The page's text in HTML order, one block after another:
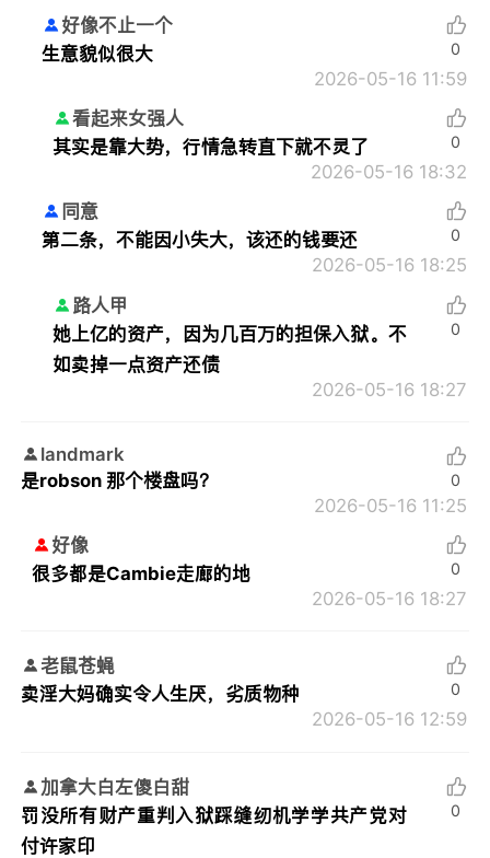
好像不止一个
生意貌似很大
2026-05-16 11:59
0
看起来女强人
其实是靠大势，行情急转直下就不灵了
2026-05-16 18:32
0
同意
第二条，不能因小失大，该还的钱要还
2026-05-16 18:25
0
路人甲
她上亿的资产，因为几百万的担保入狱。不
如卖掉一点资产还债
2026-05-16 18:27
0
landmark
是robson 那个楼盘吗？
2026-05-16 11:25
0
好像
很多都是Cambie走廊的地
2026-05-16 18:27
0
老鼠苍蝇
卖淫大妈确实令人生厌，劣质物种
2026-05-16 12:59
0
加拿大白左傻白甜
罚没所有财产重判入狱踩缝纫机学学共产党对
付许家印
0